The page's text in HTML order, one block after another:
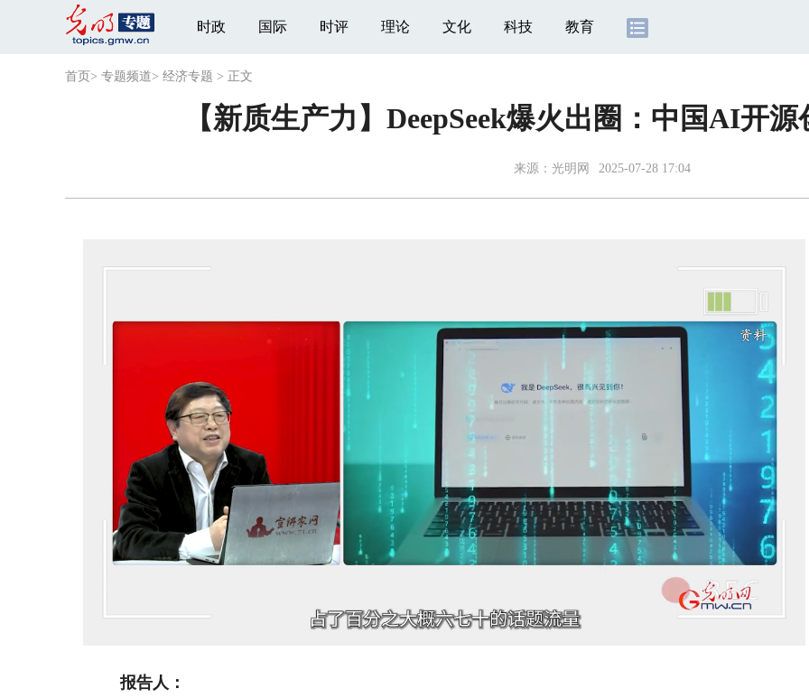
时政 国际 时评 理论 文化 科技 教育
首页 > 专题频道> 经济专题 > 正文
【新质生产力】DeepSeek爆火出圈：中国AI开
来源： 光明网 2025-07-28 17:04
报告人：